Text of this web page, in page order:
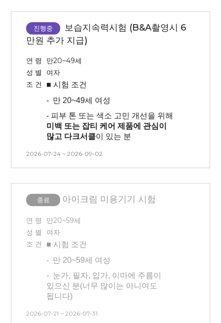
예민하다고 생각되는 분은
피해주세요!
-본 시험은 피부과 예약으로 인해 시간
, 날짜 변경이 불가능 합니다.
방문바랍니다.
-3개월 내 시술 경험이 없는 사람(피부
관련 시술 및 속눈썹 연장, 눈썹문신,
-모든 내용을 읽어보시고 피부가
예민하다고 생각되는 분은
피해주세요!
- 본 시험은 피부과 예약으로 인해 시간
, 날짜 변경이 불가능 합니다.
-안질환을 포함하는 급ㆍ만성
신체질환이 없는 건강한 자
렌즈 안끼시는 분(시험 전 최소 1주일
착용 금지)
-시험 당일 렌즈착용 및 눈화장 시
시험참여 불가(맨얼굴 방문)
- 전문의 참여 시험으로 시간, 날짜 변경
신청해주시기 바랍니다.
-예민하신 분은 피해주세요
진행중
보습지속력시험 (B&A촬영시 6
만원 추가 지급)
연 령
만20~49세
성 별
여자
조 건
■ 시험 조건
- 만 20~49세 여성
- 피부 톤 또는 색소 고민 개선을 위해
미백 또는 잡티 케어 제품에 관심이
많고 다크서클이 있는 분
- 시험 기간 동안
(TS) 약 15~20회 진행합니다
예민하신 분들은 피해주세요)
있음*
1주동안 구획
- 전박부 및 팔꿈치에 각질채취
진행예정
-한쪽 전박부48시간 지속력 시험
있습니다( 48시간 동안 해당 부위 세정
불가 및 점 유지
* 방문 3일 전 인공눈물 & 안약 사용
2026-07-24 ~ 2026-09-02
종료 아이크림 미용기기 시험
연 령
만20~59세
성 별
여자
조 건
■ 시험 조건
- 만 20~59세 여성
- 눈가, 필자, 입가, 이마에 주름이
있으신 분(너무 많이는 아니여도
됩니다)
- 3개월 내 시술 및 시험 참여 경험이
2026-07-21 ~ 2026-07-31